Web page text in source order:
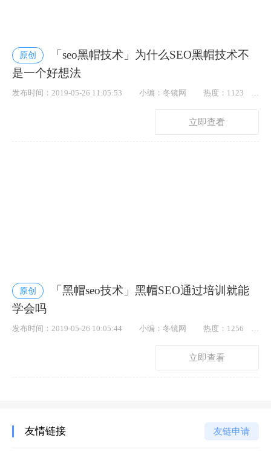
原创
「seo黑帽技术」为什么SEO黑帽技术不
是一个好想法
发布时间：2019-05-26 11:05:53 小编：冬镜网
热度：1123
立即查看
原创
「黑帽seo技术」黑帽SEO通过培训就能
学会吗
发布时间：2019-05-26 10:05:44 小编：冬镜网
热度：1256
立即查看
友情链接 友链申请